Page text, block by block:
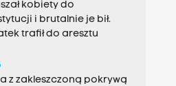
kobiety do
i brutalnie je bił.
trafił do aresztu
z zakleszczoną pokrywą